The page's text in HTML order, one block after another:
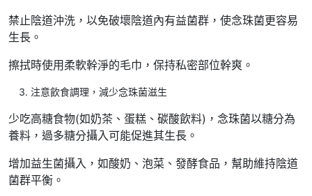
禁止陰道沖洗，以免破壞陰道內有益菌群，使念珠菌更容易
生長。
擦拭時使用柔軟幹淨的毛巾，保持私密部位幹爽。
注意飲食調理，減少念珠菌滋生
少吃高糖食物(如奶茶、蛋糕、碳酸飲料)，念珠菌以糖分為
養料，過多糖分攝入可能促進其生長。
增加益生菌攝入，如酸奶、泡菜、發酵食品，幫助維持陰道
菌群平衡。